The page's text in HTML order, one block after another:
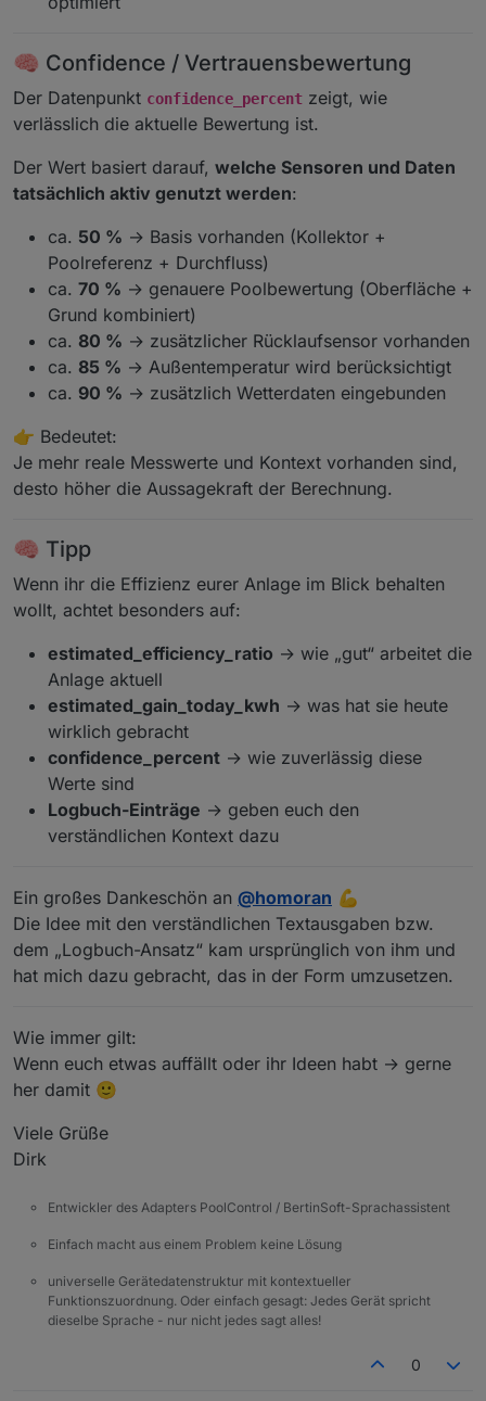
🧠 Confidence / Vertrauensbewertung
Der Datenpunkt confidence_percent zeigt, wie
verlässlich die aktuelle Bewertung ist.
Der Wert basiert darauf, welche Sensoren und Daten
tatsächlich aktiv genutzt werden:
ca. 50 % → Basis vorhanden (Kollektor +
Poolreferenz + Durchfluss)
ca. 70 % → genauere Poolbewertung (Oberfläche +
Grund kombiniert)
ca. 80 % → zusätzlicher Rücklaufsensor vorhanden
ca. 85 % → Außentemperatur wird berücksichtigt
ca. 90 % → zusätzlich Wetterdaten eingebunden
👉 Bedeutet:
Je mehr reale Messwerte und Kontext vorhanden sind,
desto höher die Aussagekraft der Berechnung.
🧠 Tipp
Wenn ihr die Effizienz eurer Anlage im Blick behalten
wollt, achtet besonders auf:
estimated_efficiency_ratio → wie „gut“ arbeitet die
Anlage aktuell
estimated_gain_today_kwh → was hat sie heute
wirklich gebracht
confidence_percent → wie zuverlässig diese
Werte sind
Logbuch-Einträge → geben euch den
verständlichen Kontext dazu
Ein großes Dankeschön an @homoran 💪
Die Idee mit den verständlichen Textausgaben bzw.
dem „Logbuch-Ansatz“ kam ursprünglich von ihm und
hat mich dazu gebracht, das in der Form umzusetzen.
Wie immer gilt:
Wenn euch etwas auffällt oder ihr Ideen habt → gerne
her damit 🙂
Viele Grüße
Dirk
Entwickler des Adapters PoolControl / BertinSoft-Sprachassistent
Einfach macht aus einem Problem keine Lösung
universelle Gerätedatenstruktur mit kontextueller
Funktionszuordnung. Oder einfach gesagt: Jedes Gerät spricht
dieselbe Sprache - nur nicht jedes sagt alles!
0